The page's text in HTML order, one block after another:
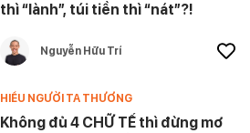
thì “lành”, túi tiền thì “nát”?!
Nguyễn Hữu Trí
HIỂU NGƯỜI TA THƯƠNG
Không đủ 4 CHỮ TẾ thì đừng mơ